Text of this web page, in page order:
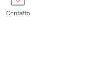
Contatto